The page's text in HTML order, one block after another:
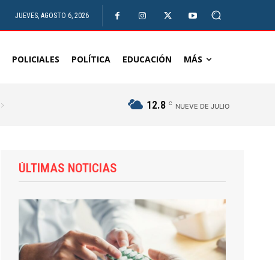
JUEVES, AGOSTO 6, 2026
POLICIALES POLÍTICA EDUCACIÓN MÁS
12.8 C NUEVE DE JULIO
ÚLTIMAS NOTICIAS